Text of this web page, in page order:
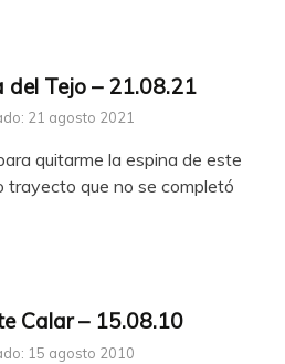
del Tejo – 21.08.21
21 agosto 2021
quitarme la espina de este
trayecto que no se completó
Calar – 15.08.10
15 agosto 2010